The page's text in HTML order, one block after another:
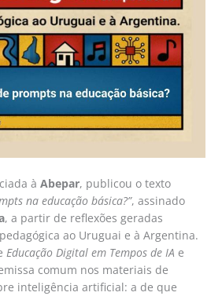
àAbepar, publicou o texto
na educação básica?”, assinado
, a partir de reflexões geradas
ao Uruguai e à Argentina.
Educação Digital em Tempos de IA e
comum nos materiais de
inteligência artificial: a de que